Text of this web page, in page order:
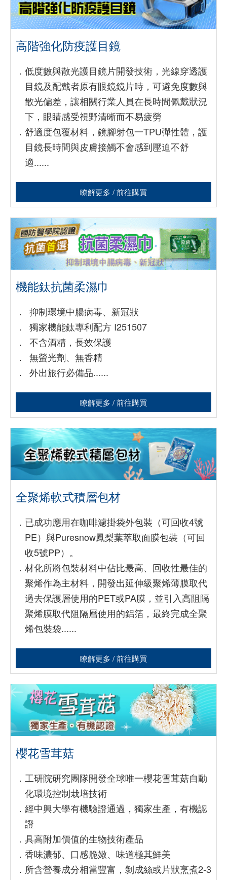
高階強化防疫護目鏡
． 低度數與散光護目鏡片開發技術，光線穿透護
目鏡及配戴者原有眼鏡鏡片時，可避免度數與
散光偏差，讓相關行業人員在長時間佩戴狀況
下，眼睛感受視野清晰而不易疲勞
． 舒適度包覆材料，鏡腳射包一TPU彈性體，護
目鏡長時間與皮膚接觸不會感到壓迫不舒
適......
瞭解更多 / 前往購買
機能鈦抗菌柔濕巾
．
抑制環境中腸病毒、新冠狀
．
獨家機能鈦專利配方 I251507
．
不含酒精，長效保護
．
無螢光劑、無香精
．
外出旅行必備品......
瞭解更多 / 前往購買
全聚烯軟式積層包材
． 已成功應用在咖啡濾掛袋外包裝（可回收4號
PE）與Puresnow鳳梨葉萃取面膜包裝（可回
收5號PP）。
． 材化所將包裝材料中佔比最高、回收性最佳的
聚烯作為主材料，開發出延伸級聚烯薄膜取代
過去保護層使用的PET或PA膜，並引入高阻隔
聚烯膜取代阻隔層使用的鋁箔，最終完成全聚
烯包裝袋......
瞭解更多 / 前往購買
櫻花雪茸菇
． 工研院研究團隊開發全球唯一櫻花雪茸菇自動
化環境控制栽培技術
． 經中興大學有機驗證通過，獨家生產，有機認
證
． 具高附加價值的生物技術產品
． 香味濃郁、口感脆嫩、味道極其鮮美
． 所含營養成分相當豐富，剝成絲或片狀烹煮2-3